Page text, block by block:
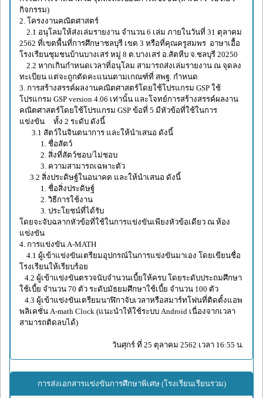
กิจกรรม)
2. โครงงานคณิตศาสตร์
2.1 อนุโลมให้ส่งเล่มรายงาน จำนวน 6 เล่ม ภายในวันที่ 31 ตุลาคม
2562 ที่เขตพื้นที่การศึกษาชลบุรี เขต 3 หรือที่คุณครูสมพร อาษาเอื้อ
โรงเรียนชุมชนบ้านบางเสร่ หมู่ 8 ต.บางเสร่ อ.สัตหีบ จ.ชลบุรี 20250
2.2 หากเกินกำหนดเวลาที่อนุโลม สามารถส่งเล่มรายงาน ณ จุดลง
ทะเบียน แต่จะถูกตัดคะแนนตามเกณฑ์ที่ สพฐ. กำหนด
3. การสร้างสรรค์ผลงานคณิตศาสตร์โดยใช้โปรแกรม GSP ใช้
โปรแกรม GSP version 4.06 เท่านั้น และโจทย์การสร้างสรรค์ผลงาน
คณิตศาสตร์โดยใช้โปรแกรม GSP ข้อที่ 5 มีหัวข้อที่ใช้ในการ
แข่งขัน ทั้ง 2 ระดับ ดังนี้
3.1 สัตว์ในจินตนาการ และให้นำเสนอ ดังนี้
1. ชื่อสัตว์
2. สิ่งที่สัตว์ชอบ/ไม่ชอบ
3. ความสามารถเฉพาะตัว
3.2 สิ่งประดิษฐ์ในอนาคต และให้นำเสนอ ดังนี้
1. ชื่อสิ่งประดิษฐ์
2. วิธีการใช้งาน
3. ประโยชน์ที่ได้รับ
โดยจะจับฉลากหัวข้อที่ใช้ในการแข่งขันเพียงหัวข้อเดียว ณ ห้อง
แข่งขัน
4. การแข่งขัน A-MATH
4.1 ผู้เข้าแข่งขันเตรียมอุปกรณ์ในการแข่งขันมาเอง โดยเขียนชื่อ
โรงเรียนให้เรียบร้อย
4.2 ผู้เข้าแข่งขันตรวจนับจำนวนเบี้ยให้ครบ โดยระดับประถมศึกษา
ใช้เบี้ย จำนวน 70 ตัว ระดับมัธยมศึกษาใช้เบี้ย จำนวน 100 ตัว
4.3 ผู้เข้าแข่งขันเตรียมนาฬิกาจับเวลาหรือสมาร์ทโฟนที่ติดตั้งแอพ
พลิเคชั่น A-math Clock (แนะนำให้ใช้ระบบ Android เนื่องจากเวลา
สามารถติดลบได้)
วันศุกร์ ที่ 25 ตุลาคม 2562 เวลา 16:55 น.
การส่งเอกสารแข่งขันการศึกษาพิเศษ (โรงเรียนเรียนรวม)